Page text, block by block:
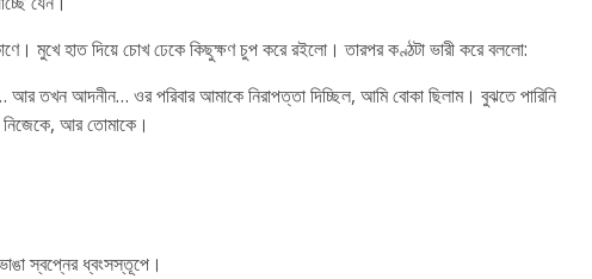
মুখে হাত দিয়ে চোখ ঢেকে কিছুক্ষণ চুপ করে রইলো। তারপর কণ্ঠটা ভারী করে বললো:
আর তখন আদনীন… ওর পরিবার আমাকে নিরাপত্তা দিচ্ছিল, আমি বোকা ছিলাম। বুঝতে পারিনি
নিজেকে, আর তোমাকে।
স্বপ্নের ধ্বংসস্তূপে।